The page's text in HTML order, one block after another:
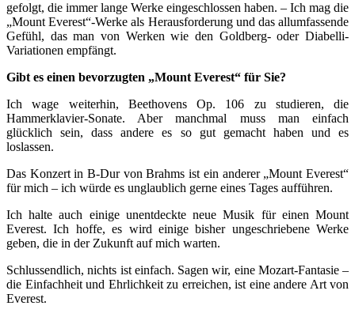
gefolgt, die immer lange Werke eingeschlossen haben. – Ich mag die
„Mount Everest“-Werke als Herausforderung und das allumfassende
Gefühl, das man von Werken wie den Goldberg- oder Diabelli-
Variationen empfängt.
Gibt es einen bevorzugten „Mount Everest“ für Sie?
Ich wage weiterhin, Beethovens Op. 106 zu studieren, die
Hammerklavier-Sonate. Aber manchmal muss man einfach
glücklich sein, dass andere es so gut gemacht haben und es
loslassen.
Das Konzert in B-Dur von Brahms ist ein anderer „Mount Everest“
für mich – ich würde es unglaublich gerne eines Tages aufführen.
Ich halte auch einige unentdeckte neue Musik für einen Mount
Everest. Ich hoffe, es wird einige bisher ungeschriebene Werke
geben, die in der Zukunft auf mich warten.
Schlussendlich, nichts ist einfach. Sagen wir, eine Mozart-Fantasie –
die Einfachheit und Ehrlichkeit zu erreichen, ist eine andere Art von
Everest.